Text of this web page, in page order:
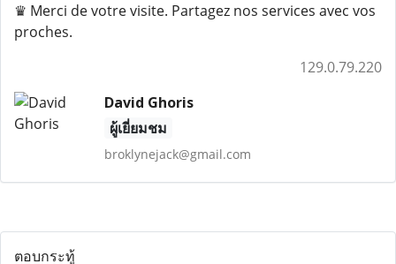
♛ Merci de votre visite. Partagez nos services avec vos
proches.
129.0.79.220
David Ghoris
ผู้เยี่ยมชม
broklynejack@gmail.com
ตอบกระทู้